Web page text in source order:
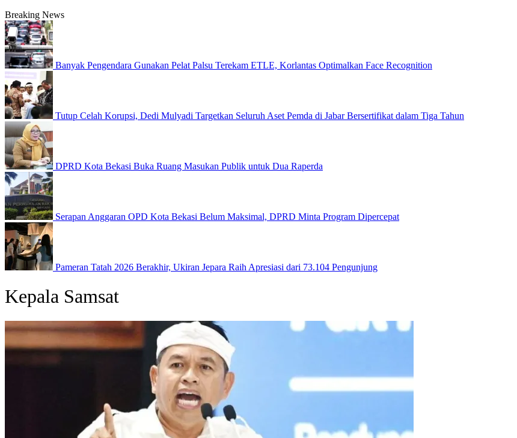
Breaking News
Banyak Pengendara Gunakan Pelat Palsu Terekam ETLE, Korlantas Optimalkan Face Recognition
Tutup Celah Korupsi, Dedi Mulyadi Targetkan Seluruh Aset Pemda di Jabar Bersertifikat dalam Tiga Tahun
DPRD Kota Bekasi Buka Ruang Masukan Publik untuk Dua Raperda
Serapan Anggaran OPD Kota Bekasi Belum Maksimal, DPRD Minta Program Dipercepat
Pameran Tatah 2026 Berakhir, Ukiran Jepara Raih Apresiasi dari 73.104 Pengunjung
Kepala Samsat